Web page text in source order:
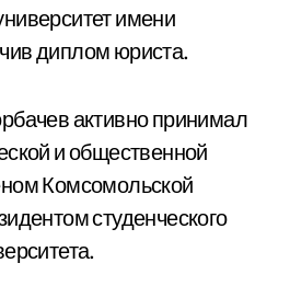
имени
диплом юриста.
активно принимал
и общественной
Комсомольской
студенческого